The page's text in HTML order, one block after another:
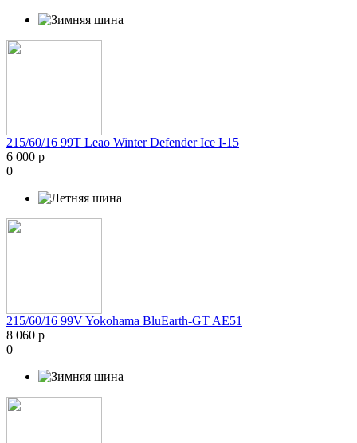
215/60/16 99T Leao Winter Defender Ice I-15
6 000 р
0
215/60/16 99V Yokohama BluEarth-GT AE51
8 060 р
0